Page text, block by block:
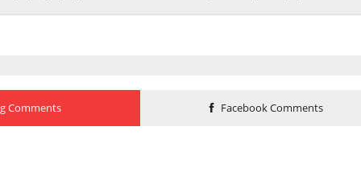
Comments Facebook Comments